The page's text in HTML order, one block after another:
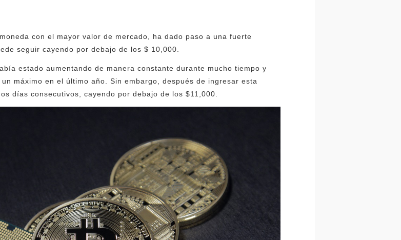
con el mayor valor de mercado, ha dado paso a una fuerte
seguir cayendo por debajo de los $ 10,000.
estado aumentando de manera constante durante mucho tiempo y
máximo en el último año. Sin embargo, después de ingresar esta
días consecutivos, cayendo por debajo de los $11,000.